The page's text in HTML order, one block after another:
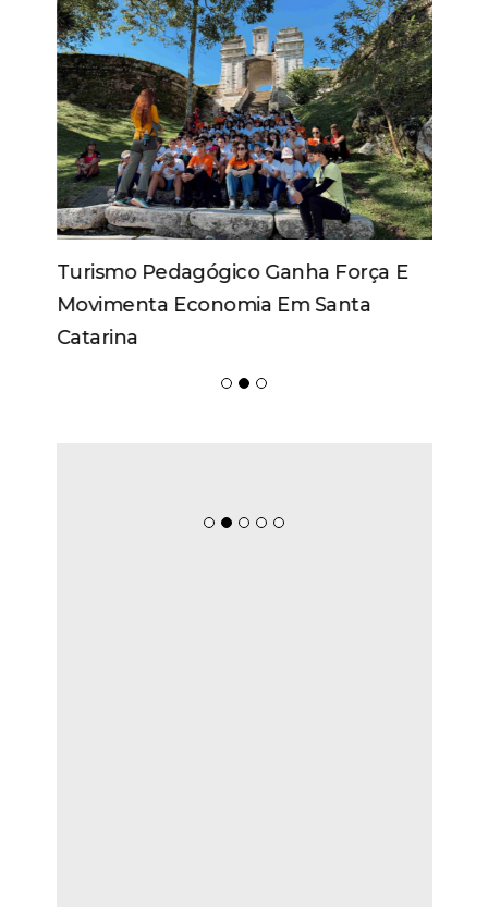
Turismo Pedagógico Ganha Força E
Movimenta Economia Em Santa
Catarina